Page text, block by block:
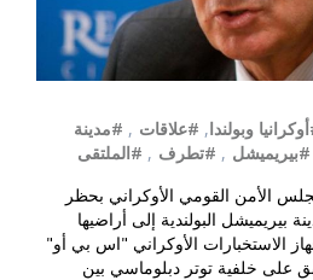
وبولندا, #علاقات , #مدينة
#بيريميشل , #تطرف , #الملتقى
الأمن القومي الأوكراني بحظر
البولندية إلى أراضيها
الاستخبارات الأوكراني "اس بي أو"
على خلفية توتر دبلوماسي بين